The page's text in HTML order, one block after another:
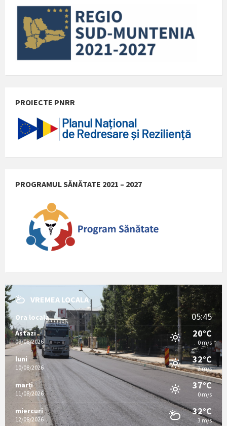
PROIECTE PNRR
PROGRAMUL SĂNĂTATE 2021 – 2027
VREMEA LOCALA
Ora locala 05:45
Astazi
09/08/2026
20°C
0 m/s
luni
10/08/2026
32°C
2 m/s
marți
11/08/2026
37°C
0 m/s
miercuri
12/08/2026
32°C
3 m/s